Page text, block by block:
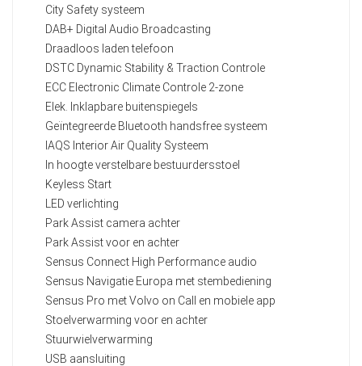
City Safety systeem
DAB+ Digital Audio Broadcasting
Draadloos laden telefoon
DSTC Dynamic Stability & Traction Controle
ECC Electronic Climate Controle 2-zone
Elek. Inklapbare buitenspiegels
Geïntegreerde Bluetooth handsfree systeem
IAQS Interior Air Quality Systeem
In hoogte verstelbare bestuurdersstoel
Keyless Start
LED verlichting
Park Assist camera achter
Park Assist voor en achter
Sensus Connect High Performance audio
Sensus Navigatie Europa met stembediening
Sensus Pro met Volvo on Call en mobiele app
Stoelverwarming voor en achter
Stuurwielverwarming
USB aansluiting